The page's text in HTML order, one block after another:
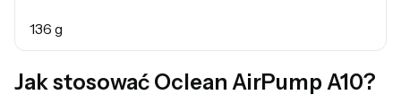
136 g
Jak stosować Oclean AirPump A10?